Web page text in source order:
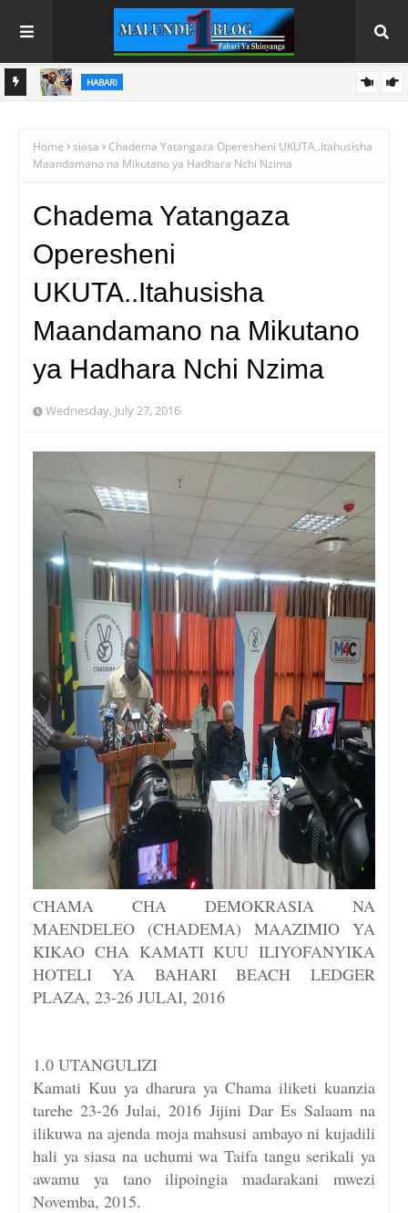
HABARI
Home siasa
Chadema Yatangaza Operesheni UKUTA..Itahusisha
Maandamano na Mikutano ya Hadhara Nchi Nzima
Chadema Yatangaza
Operesheni
UKUTA..Itahusisha
Maandamano na Mikutano
ya Hadhara Nchi Nzima
Wednesday, July 27, 2016
CHAMA CHA DEMOKRASIA NA
MAENDELEO (CHADEMA) MAAZIMIO YA
KIKAO CHA KAMATI KUU ILIYOFANYIKA
HOTELI YA BAHARI BEACH LEDGER
PLAZA, 23-26 JULAI, 2016
1.0 UTANGULIZI
Kamati Kuu ya dharura ya Chama iliketi kuanzia
tarehe 23-26 Julai, 2016 Jijini Dar Es Salaam na
ilikuwa na ajenda moja mahsusi ambayo ni kujadili
hali ya siasa na uchumi wa Taifa tangu serikali ya
awamu ya tano ilipoingia madarakani mwezi
Novemba, 2015.